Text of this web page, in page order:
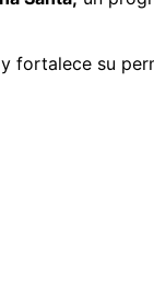
fortalece su